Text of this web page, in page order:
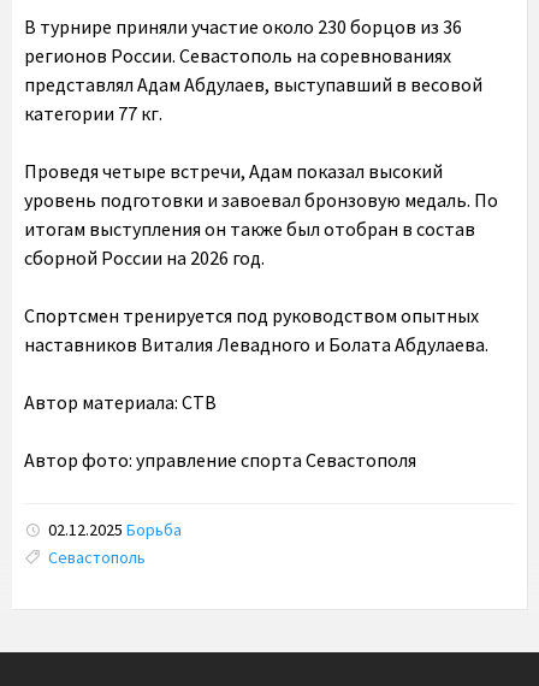
В турнире приняли участие около 230 борцов из 36
регионов России. Севастополь на соревнованиях
представлял Адам Абдулаев, выступавший в весовой
категории 77 кг.
Проведя четыре встречи, Адам показал высокий
уровень подготовки и завоевал бронзовую медаль. По
итогам выступления он также был отобран в состав
сборной России на 2026 год.
Спортсмен тренируется под руководством опытных
наставников Виталия Левадного и Болата Абдулаева.
Автор материала: СТВ
Автор фото: управление спорта Севастополя
02.12.2025 Борьба
Tags:
Севастополь